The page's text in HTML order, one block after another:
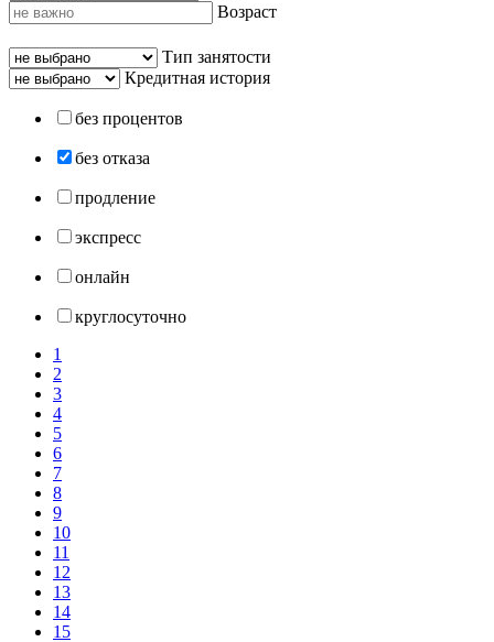
Возраст
Тип занятости
Кредитная история
без процентов
без отказа
продление
экспресс
онлайн
круглосуточно
1
2
3
4
5
6
7
8
9
10
11
12
13
14
15